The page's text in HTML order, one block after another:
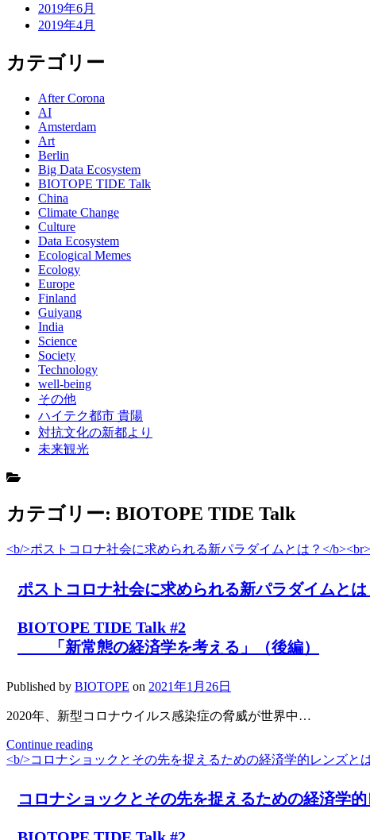
2019年6月
2019年4月
カテゴリー
After Corona
AI
Amsterdam
Art
Berlin
Big Data Ecosystem
BIOTOPE TIDE Talk
China
Climate Change
Culture
Data Ecosystem
Ecological Memes
Ecology
Europe
Finland
Guiyang
India
Science
Society
Technology
well-being
その他
ハイテク都市 貴陽
対抗文化の新都より
未来観光
カテゴリー: BIOTOPE TIDE Talk
<b/>ポストコロナ社会に求められる新パラダイムとは？</
ポストコロナ社会に求められる新パラダイムとは
BIOTOPE TIDE Talk #2
「新常態の経済学を考える」（後編）
Published by BIOTOPE on 2021年1月26日
2020年、新型コロナウイルス感染症の脅威が世界中…
Continue reading<b/>
ポ
コ
<b/>コロナショックとその先を捉えるための経済学的レンズと
コロナショックとその先を捉えるための経済学的